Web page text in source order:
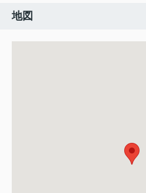
地図